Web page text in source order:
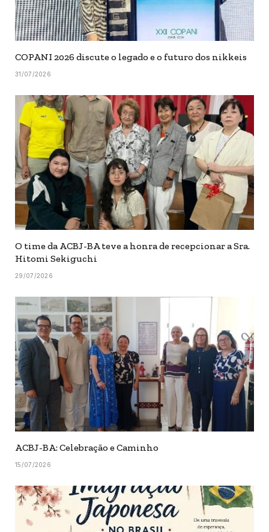
COPANI 2026 discute o legado e o futuro dos nikkeis
31/07/2026
O time da ACBJ-BA teve a honra de recepcionar a Sra.
Hitomi Sekiguchi
29/07/2026
ACBJ-BA: Celebração e Caminho
15/07/2026